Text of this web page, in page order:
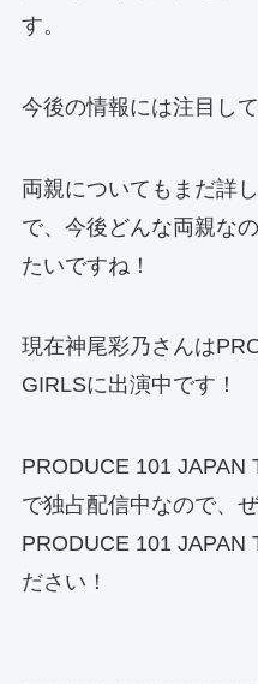
す。
今後の情報には注目し
両親についてもまだ詳
で、今後どんな両親な
たいですね！
現在神尾彩乃さんは
GIRLSに出演中です！
PRODUCE 101 JAPAN
で独占配信中なので、
PRODUCE 101 JAPAN
ださい！